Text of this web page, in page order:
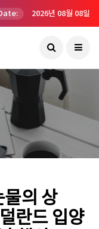
2026년 08월 08일
의 상
란드 입양